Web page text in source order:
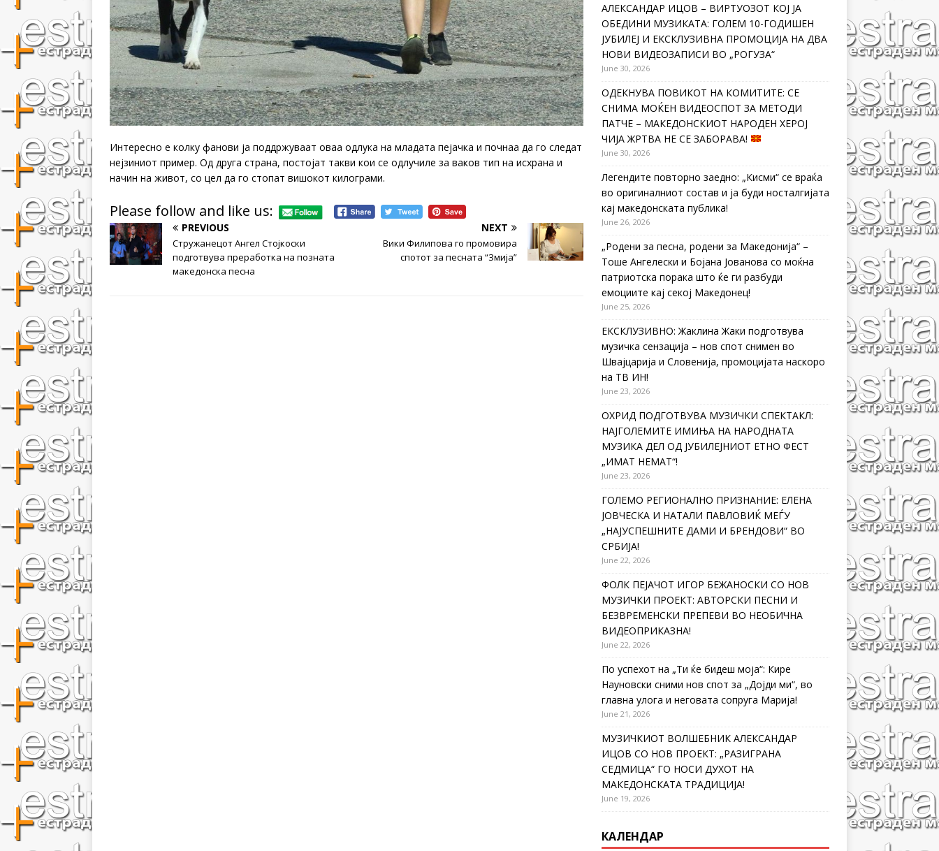
Интересно е колку фанови ја поддржуваат оваа одлука на младата пејачка и почнаа да го следат
нејзиниот пример. Од друга страна, постојат такви кои се одлучиле за ваков тип на исхрана и
начин на живот, со цел да го стопат вишокот килограми.
Please follow and like us:
PREVIOUS
Стружанецот Ангел Стојкоски
подготвува преработка на позната
македонска песна
NEXT
Вики Филипова го промовира
спотот за песната “Змија”
АЛЕКСАНДАР ИЦОВ – ВИРТУОЗОТ КОЈ ЈА
ОБЕДИНИ МУЗИКАТА: ГОЛЕМ 10-ГОДИШЕН
ЈУБИЛЕЈ И ЕКСКЛУЗИВНА ПРОМОЦИЈА НА ДВА
НОВИ ВИДЕОЗАПИСИ ВО „РОГУЗА“
June 30, 2026
ОДЕКНУВА ПОВИКОТ НА КОМИТИТЕ: СЕ
СНИМА МОЌЕН ВИДЕОСПОТ ЗА МЕТОДИ
ПАТЧЕ – МАКЕДОНСКИОТ НАРОДЕН ХЕРОЈ
ЧИЈА ЖРТВА НЕ СЕ ЗАБОРАВА!
June 30, 2026
Легендите повторно заедно: „Кисми“ се враќа
во оригиналниот состав и ја буди носталгијата
кај македонската публика!
June 26, 2026
„Родени за песна, родени за Македонија“ –
Тоше Ангелески и Бојана Јованова со моќна
патриотска порака што ќе ги разбуди
емоциите кај секој Македонец!
June 25, 2026
ЕКСКЛУЗИВНО: Жаклина Жаки подготвува
музичка сензација – нов спот снимен во
Швајцарија и Словенија, промоцијата наскоро
на ТВ ИН!
June 23, 2026
ОХРИД ПОДГОТВУВА МУЗИЧКИ СПЕКТАКЛ:
НАЈГОЛЕМИТЕ ИМИЊА НА НАРОДНАТА
МУЗИКА ДЕЛ ОД ЈУБИЛЕЈНИОТ ЕТНО ФЕСТ
„ИМАТ НЕМАТ“!
June 23, 2026
ГОЛЕМО РЕГИОНАЛНО ПРИЗНАНИЕ: ЕЛЕНА
ЈОВЧЕСКА И НАТАЛИ ПАВЛОВИЌ МЕЃУ
„НАЈУСПЕШНИТЕ ДАМИ И БРЕНДОВИ“ ВО
СРБИЈА!
June 22, 2026
ФОЛК ПЕЈАЧОТ ИГОР БЕЖАНОСКИ СО НОВ
МУЗИЧКИ ПРОЕКТ: АВТОРСКИ ПЕСНИ И
БЕЗВРЕМЕНСКИ ПРЕПЕВИ ВО НЕОБИЧНА
ВИДЕОПРИКАЗНА!
June 22, 2026
По успехот на „Ти ќе бидеш моја“: Кире
Науновски сними нов спот за „Дојди ми“, во
главна улога и неговата сопруга Марија!
June 21, 2026
МУЗИЧКИОТ ВОЛШЕБНИК АЛЕКСАНДАР
ИЦОВ СО НОВ ПРОЕКТ: „РАЗИГРАНА
СЕДМИЦА“ ГО НОСИ ДУХОТ НА
МАКЕДОНСКАТА ТРАДИЦИЈА!
June 19, 2026
КАЛЕНДАР